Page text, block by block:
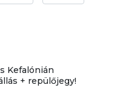
Kefalónián
+ repülőjegy!